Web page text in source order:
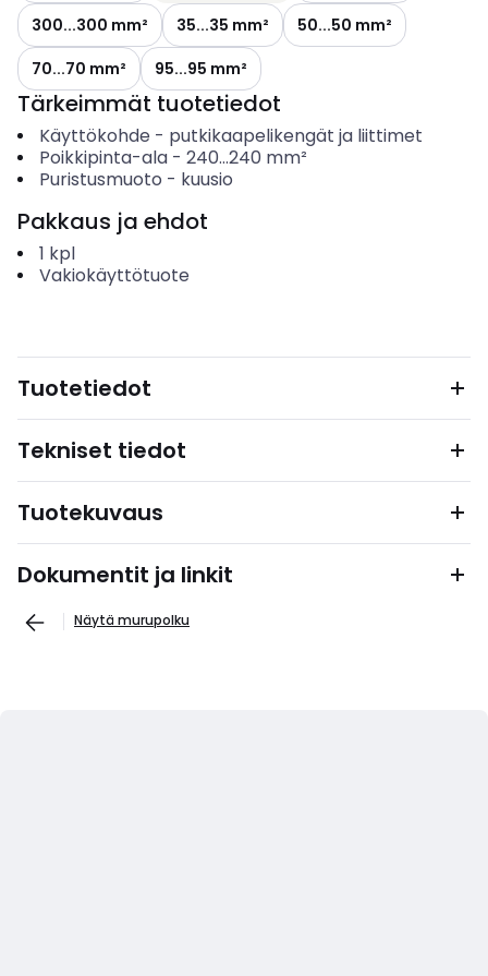
300...300 mm²
35...35 mm²
50...50 mm²
70...70 mm²
95...95 mm²
Tärkeimmät tuotetiedot
Käyttökohde - putkikaapelikengät ja liittimet
Poikkipinta-ala- 240...240 mm²
Puristusmuoto - kuusio
Pakkaus ja ehdot
1 kpl
Vakiokäyttötuote
Tuotetiedot
Tekniset tiedot
Tuotekuvaus
Dokumentit ja linkit
Näytä murupolku